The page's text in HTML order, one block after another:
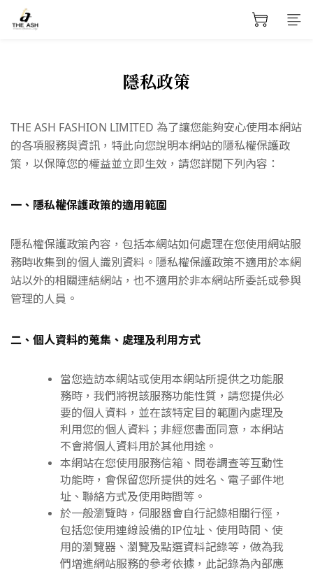
隱私政策
THE ASH FASHION LIMITED 為了讓您能夠安心使用本網站
的各項服務與資訊，特此向您說明本網站的隱私權保護政
策，以保障您的權益並立即生效，請您詳閱下列內容：
一、隱私權保護政策的適用範圍
隱私權保護政策內容，包括本網站如何處理在您使用網站服
務時收集到的個人識別資料。隱私權保護政策不適用於本網
站以外的相關連結網站，也不適用於非本網站所委託或參與
管理的人員。
二、個人資料的蒐集、處理及利用方式
當您造訪本網站或使用本網站所提供之功能服
務時，我們將視該服務功能性質，請您提供必
要的個人資料，並在該特定目的範圍內處理及
利用您的個人資料；非經您書面同意，本網站
不會將個人資料用於其他用途。
本網站在您使用服務信箱、問卷調查等互動性
功能時，會保留您所提供的姓名、電子郵件地
址、聯絡方式及使用時間等。
於一般瀏覽時，伺服器會自行記錄相關行徑，
包括您使用連線設備的IP位址、使用時間、使
用的瀏覽器、瀏覽及點選資料記錄等，做為我
們增進網站服務的參考依據，此記錄為內部應